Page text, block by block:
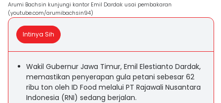
Arumi Bachsin kunjungi kantor Emil Dardak usai pembakaran
(youtube.com/arumibachsin94)
Intinya Sih
Wakil Gubernur Jawa Timur, Emil Elestianto Dardak,
memastikan penyerapan gula petani sebesar 62
ribu ton oleh ID Food melalui PT Rajawali Nusantara
Indonesia (RNI) sedang berjalan.